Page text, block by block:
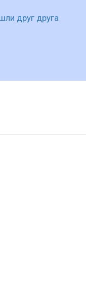
друг друга